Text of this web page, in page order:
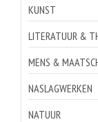
KUNST
LITERATUUR &
MENS &
NASLAGWERKEN
NATUUR